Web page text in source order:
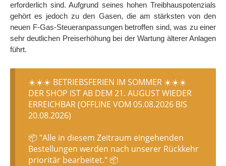
erforderlich sind. Aufgrund seines hohen Treibhauspotenzials
gehört es jedoch zu den Gasen, die am stärksten von den
neuen F-Gas-Steueranpassungen betroffen sind, was zu einer
sehr deutlichen Preiserhöhung bei der Wartung älterer Anlagen
führt.
☀️☀️☀️ BETRIEBSFERIEN IM SOMMER ☀️☀️☀️
DER SHOP IST AB DEM 21. AUGUST WIEDER
ERREICHBAR (OFFLINE VOM 05.08.2026 BIS
20.08.2026)
📦 "Alle in diesem Zeitraum eingehenden
Bestellungen werden nach unserer Rückkehr
prioritär bearbeitet." 📦